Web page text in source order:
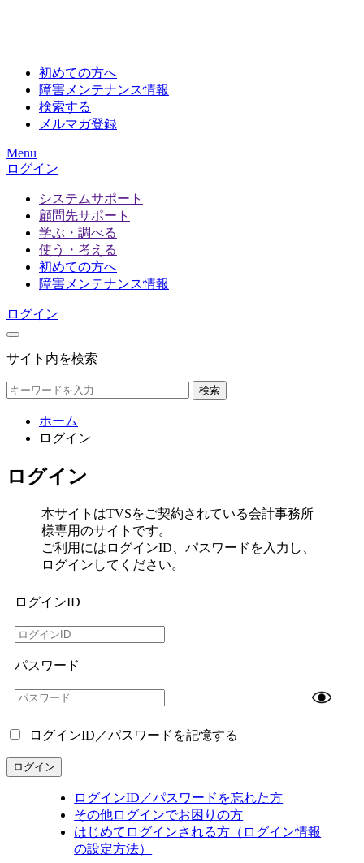
初めての方へ
障害メンテナンス情報
検索する
メルマガ登録
Menu
ログイン
システムサポート
顧問先サポート
学ぶ・調べる
使う・考える
初めての方へ
障害メンテナンス情報
ログイン
サイト内を検索
検索
ホーム
ログイン
ログイン
本サイトはTVSをご契約されている会計事務所
様専用のサイトです。
ご利用にはログインID、パスワードを入力し、
ログインしてください。
ログインID
パスワード
ログインID／パスワードを記憶する
ログイン
ログインID／パスワードを忘れた方
その他ログインでお困りの方
はじめてログインされる方（ログイン情報
の設定方法）